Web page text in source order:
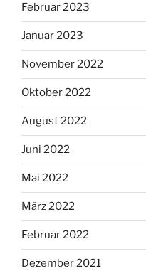
Februar 2023
Januar 2023
November 2022
Oktober 2022
August 2022
Juni 2022
Mai 2022
März 2022
Februar 2022
Dezember 2021